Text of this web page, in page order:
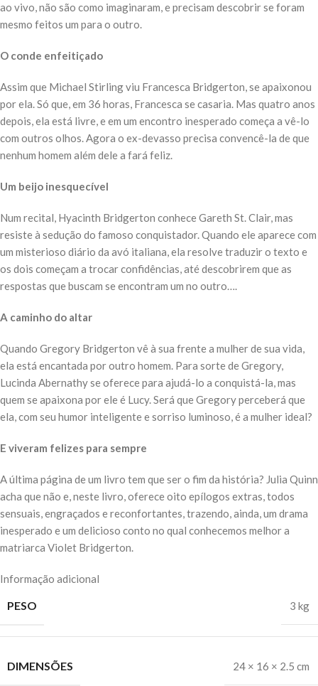
ao vivo, não são como imaginaram, e precisam descobrir se foram
mesmo feitos um para o outro.
O conde enfeitiçado
Assim que Michael Stirling viu Francesca Bridgerton, se apaixonou
por ela. Só que, em 36 horas, Francesca se casaria. Mas quatro anos
depois, ela está livre, e em um encontro inesperado começa a vê-lo
com outros olhos. Agora o ex-devasso precisa convencê-la de que
nenhum homem além dele a fará feliz.
Um beijo inesquecível
Num recital, Hyacinth Bridgerton conhece Gareth St. Clair, mas
resiste à sedução do famoso conquistador. Quando ele aparece com
um misterioso diário da avó italiana, ela resolve traduzir o texto e
os dois começam a trocar confidências, até descobrirem que as
respostas que buscam se encontram um no outro….
A caminho do altar
Quando Gregory Bridgerton vê à sua frente a mulher de sua vida,
ela está encantada por outro homem. Para sorte de Gregory,
Lucinda Abernathy se oferece para ajudá-lo a conquistá-la, mas
quem se apaixona por ele é Lucy. Será que Gregory perceberá que
ela, com seu humor inteligente e sorriso luminoso, é a mulher ideal?
E viveram felizes para sempre
A última página de um livro tem que ser o fim da história? Julia Quinn
acha que não e, neste livro, oferece oito epílogos extras, todos
sensuais, engraçados e reconfortantes, trazendo, ainda, um drama
inesperado e um delicioso conto no qual conhecemos melhor a
matriarca Violet Bridgerton.
Informação adicional
PESO 3 kg
DIMENSÕES 24 × 16 × 2.5 cm